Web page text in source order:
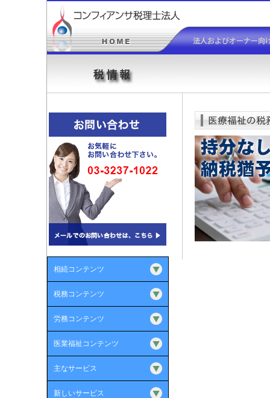
相続コンテンツ
税務コンテンツ
労務コンテンツ
医業福祉コンテンツ
主なサービス
新しいサービス